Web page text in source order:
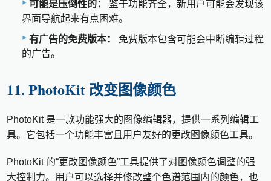
可能是压倒性的：
鉴于功能齐全，新用户可能会发现该
界面导航起来有点困难。
有广告的免费版本：
免费版本包含可能会中断编辑过程
的广告。
11. PhotoKit 改变图像颜色
PhotoKit 是一款功能强大的图像编辑器，提供一系列编辑工
具。它包括一个功能丰富且用户友好的更改图像颜色工具。
PhotoKit 的“更改图像颜色”工具提供了对图像颜色调整的强
大控制力。用户可以选择并修改整个色谱范围内的颜色，也